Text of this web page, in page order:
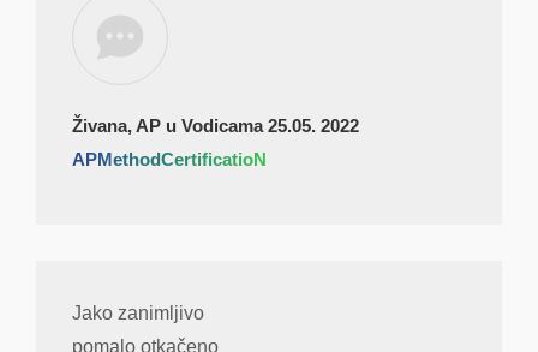
Živana, AP u Vodicama 25.05. 2022
APMethodCertificatioN
Jako zanimljivo
pomalo otkačeno